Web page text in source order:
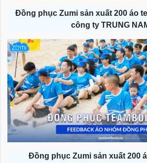
Đồng phục Zumi sản xuất 200 áo
công ty TRUNG
Đồng phục Zumi sản xuất 200